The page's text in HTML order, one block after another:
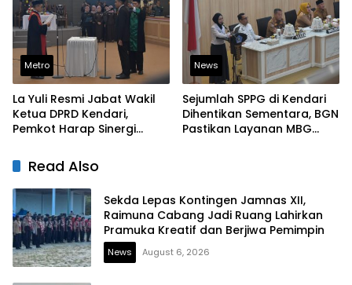
Metro
La Yuli Resmi Jabat Wakil
Ketua DPRD Kendari,
Pemkot Harap Sinergi
Solid
News
Sejumlah SPPG di Kendari
Dihentikan Sementara, BGN
Pastikan Layanan MBG
Read Also
Sekda Lepas Kontingen Jamnas XII,
Raimuna Cabang Jadi Ruang Lahirkan
Pramuka Kreatif dan Berjiwa Pemimpin
News August 6, 2026